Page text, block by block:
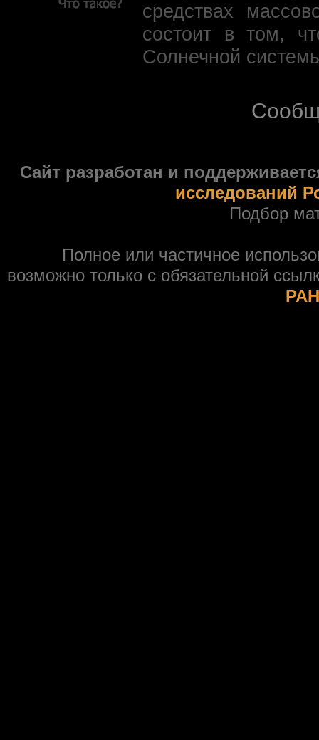
средствах
состоит в том,
Солнечной
Сайт разработан и
исследований
Подбор
Полное или частичное
возможно только с обязательной